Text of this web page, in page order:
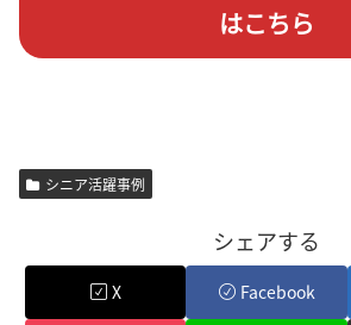
はこちら
シニア活躍事例
シェアする
X Facebook